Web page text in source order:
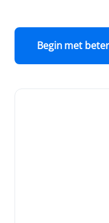
Begin met